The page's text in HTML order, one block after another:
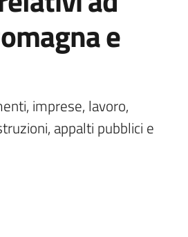
e
imprese, lavoro,
appalti pubblici e